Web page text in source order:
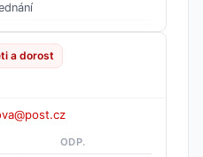
a dorost
ODP.